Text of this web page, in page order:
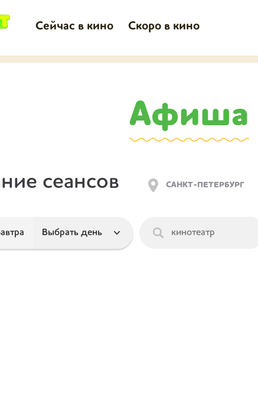
Сейчас в кино Скоро в кино
Афиша
сеансов